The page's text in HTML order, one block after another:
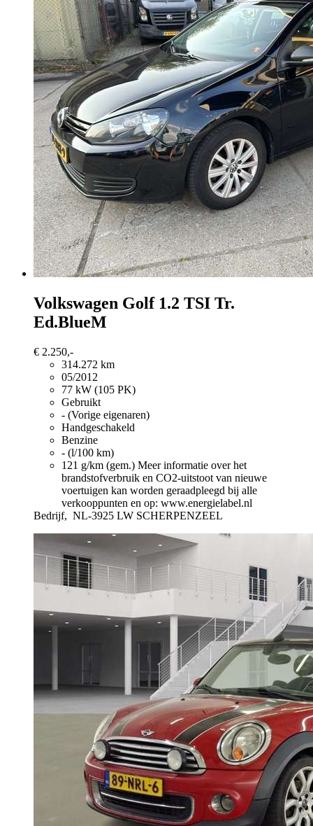
Volkswagen Golf 1.2 TSI Tr.
Ed.BlueM
€ 2.250,-
314.272 km
05/2012
77 kW (105 PK)
Gebruikt
- (Vorige eigenaren)
Handgeschakeld
Benzine
- (l/100 km)
121 g/km (gem.) Meer informatie over het
brandstofverbruik en CO2-uitstoot van nieuwe
voertuigen kan worden geraadpleegd bij alle
verkooppunten en op: www.energielabel.nl
Bedrijf, NL-3925 LW SCHERPENZEEL